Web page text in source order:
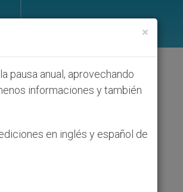
×
pausa anual, aprovechando
informaciones y también
en inglés y español de